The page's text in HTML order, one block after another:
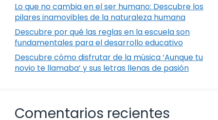
Lo que no cambia en el ser humano: Descubre los
pilares inamovibles de la naturaleza humana
Descubre por qué las reglas en la escuela son
fundamentales para el desarrollo educativo
Descubre cómo disfrutar de la música ‘Aunque tu
novio te llamaba’ y sus letras llenas de pasión
Comentarios recientes